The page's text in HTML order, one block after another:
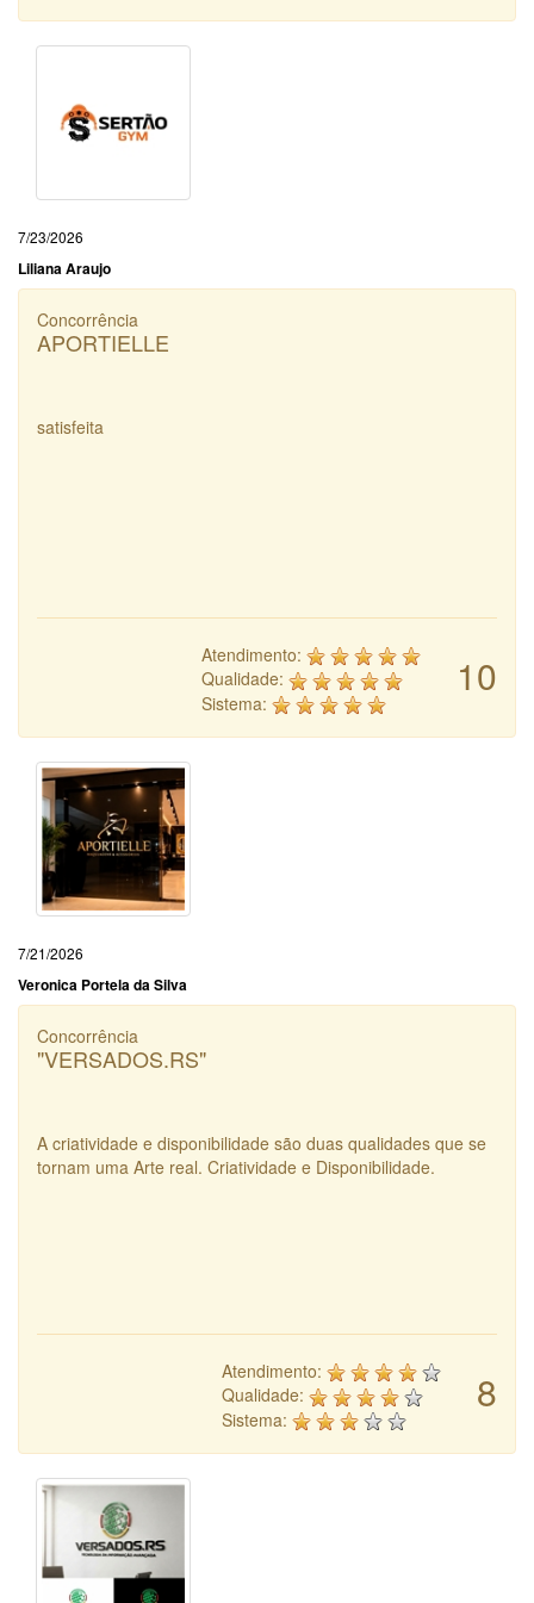
7/23/2026
Liliana Araujo
Concorrência
APORTIELLE
satisfeita
10
Atendimento:
Qualidade:
Sistema:
7/21/2026
Veronica Portela da Silva
Concorrência
"VERSADOS.RS"
A criatividade e disponibilidade são duas qualidades que se
tornam uma Arte real. Criatividade e Disponibilidade.
8
Atendimento:
Qualidade:
Sistema: